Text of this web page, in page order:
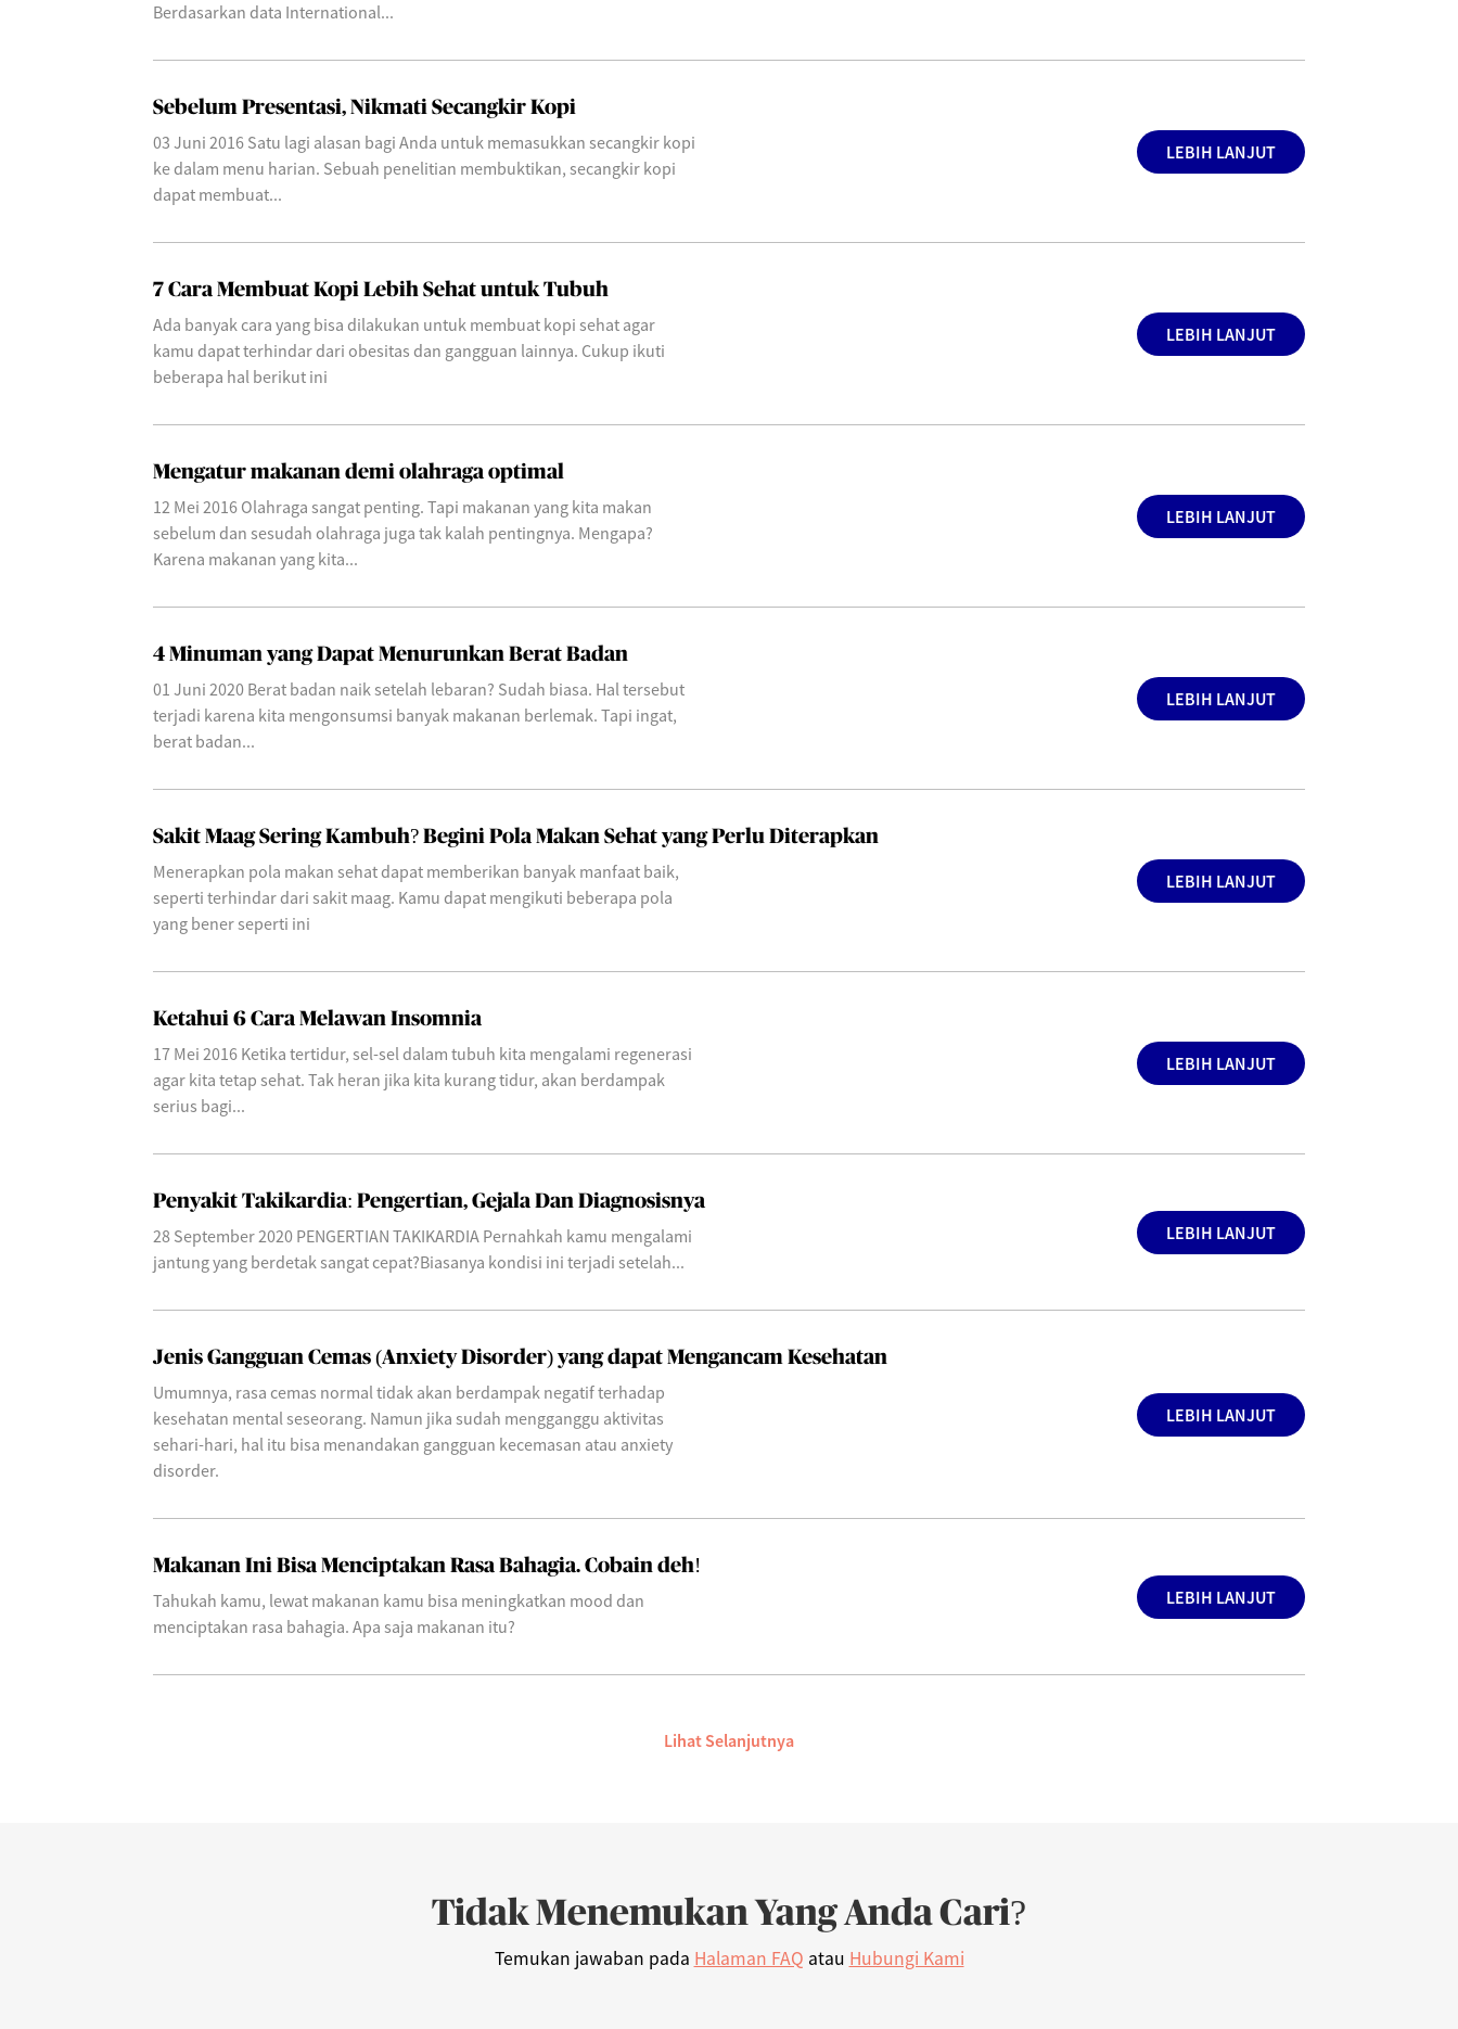
Berdasarkan data International...
Sebelum Presentasi, Nikmati Secangkir Kopi
03 Juni 2016 Satu lagi alasan bagi Anda untuk memasukkan secangkir kopi
ke dalam menu harian. Sebuah penelitian membuktikan, secangkir kopi
dapat membuat...
LEBIH LANJUT
7 Cara Membuat Kopi Lebih Sehat untuk Tubuh
Ada banyak cara yang bisa dilakukan untuk membuat kopi sehat agar
kamu dapat terhindar dari obesitas dan gangguan lainnya. Cukup ikuti
beberapa hal berikut ini
LEBIH LANJUT
Mengatur makanan demi olahraga optimal
12 Mei 2016 Olahraga sangat penting. Tapi makanan yang kita makan
sebelum dan sesudah olahraga juga tak kalah pentingnya. Mengapa?
Karena makanan yang kita...
LEBIH LANJUT
4 Minuman yang Dapat Menurunkan Berat Badan
01 Juni 2020 Berat badan naik setelah lebaran? Sudah biasa. Hal tersebut
terjadi karena kita mengonsumsi banyak makanan berlemak. Tapi ingat,
berat badan...
LEBIH LANJUT
Sakit Maag Sering Kambuh? Begini Pola Makan Sehat yang Perlu Diterapkan
Menerapkan pola makan sehat dapat memberikan banyak manfaat baik,
seperti terhindar dari sakit maag. Kamu dapat mengikuti beberapa pola
yang bener seperti ini
LEBIH LANJUT
Ketahui 6 Cara Melawan Insomnia
17 Mei 2016 Ketika tertidur, sel-sel dalam tubuh kita mengalami regenerasi
agar kita tetap sehat. Tak heran jika kita kurang tidur, akan berdampak
serius bagi...
LEBIH LANJUT
Penyakit Takikardia: Pengertian, Gejala Dan Diagnosisnya
28 September 2020 PENGERTIAN TAKIKARDIA Pernahkah kamu mengalami
jantung yang berdetak sangat cepat?Biasanya kondisi ini terjadi setelah...
LEBIH LANJUT
Jenis Gangguan Cemas (Anxiety Disorder) yang dapat Mengancam Kesehatan
Umumnya, rasa cemas normal tidak akan berdampak negatif terhadap
kesehatan mental seseorang. Namun jika sudah mengganggu aktivitas
sehari-hari, hal itu bisa menandakan gangguan kecemasan atau anxiety
disorder.
LEBIH LANJUT
Makanan Ini Bisa Menciptakan Rasa Bahagia. Cobain deh!
Tahukah kamu, lewat makanan kamu bisa meningkatkan mood dan
menciptakan rasa bahagia. Apa saja makanan itu?
LEBIH LANJUT
Lihat Selanjutnya
Tidak Menemukan Yang Anda Cari?
Temukan jawaban pada Halaman FAQ atau Hubungi Kami
Syariah Progressive (IDR) 06/08/2026 222.5645